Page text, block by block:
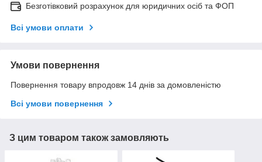
Безготівковий розрахунок для юридичних осіб та ФОП
Всі умови оплати
Умови повернення
Повернення товару впродовж 14 днів за домовленістю
Всі умови повернення
З цим товаром також замовляють